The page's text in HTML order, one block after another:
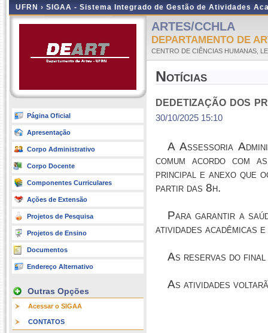
UFRN › SIGAA - Sistema Integrado de Gestão de Atividades
Página Oficial
Apresentação
Corpo Administrativo
Corpo Docente
Componentes Curriculares
Ações de Extensão
Projetos de Pesquisa
Projetos de Ensino
Documentos
Endereço Alternativo
Outras Opções
Acessar o SIGAA
CONTATOS
ARTES/CCHLA
DEPARTAMENTO DE
CENTRO DE CIÊNCIAS HUMANAS,
Notícias
dedetização dos
30/10/2025 15:10
A Assessoria
comum acordo com
principal e anexo que
partir das 8h.
Para garantir a
atividades acadêmicas
As reservas do final
As atividades